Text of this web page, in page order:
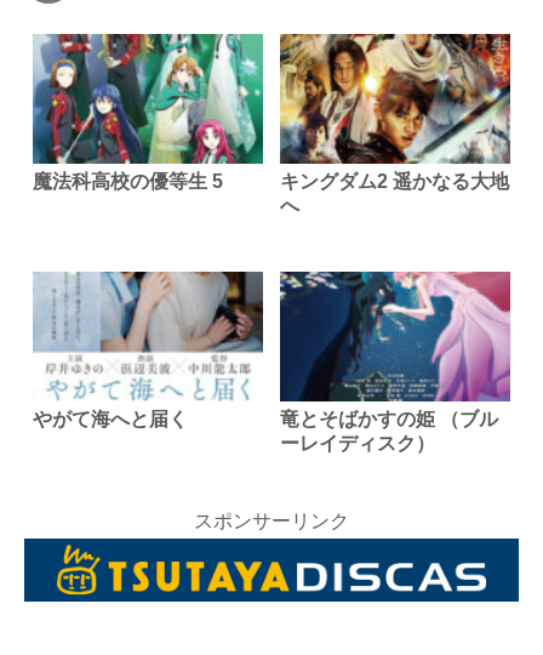
魔法科高校の優等生 5
キングダム2 遥かなる大地
へ
やがて海へと届く
竜とそばかすの姫 （ブル
ーレイディスク）
スポンサーリンク